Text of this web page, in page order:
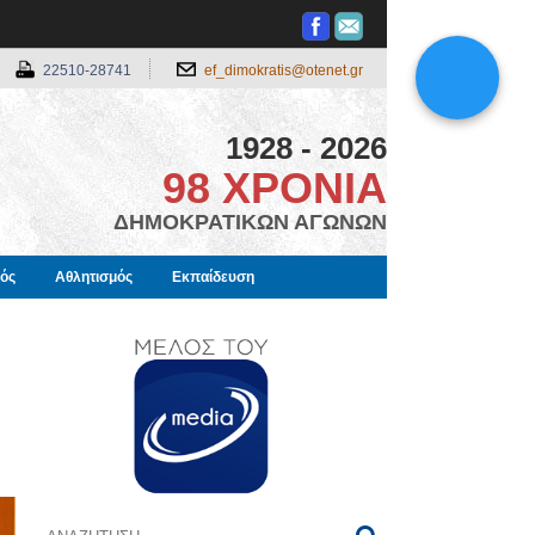
22510-28741 ef_dimokratis@otenet.gr
1928 - 2026
98 ΧΡΟΝΙΑ
ΔΗΜΟΚΡΑΤΙΚΩΝ ΑΓΩΝΩΝ
Αθλητισμός Εκπαίδευση